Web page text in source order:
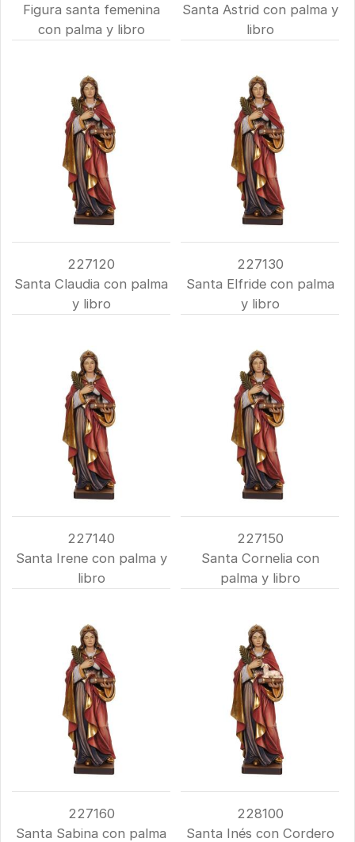
Figura santa femenina
con palma y libro
Santa Astrid con palma y
libro
227120
Santa Claudia con palma
y libro
227130
Santa Elfride con palma
y libro
227140
Santa Irene con palma y
libro
227150
Santa Cornelia con
palma y libro
227160
Santa Sabina con palma
228100
Santa Inés con Cordero